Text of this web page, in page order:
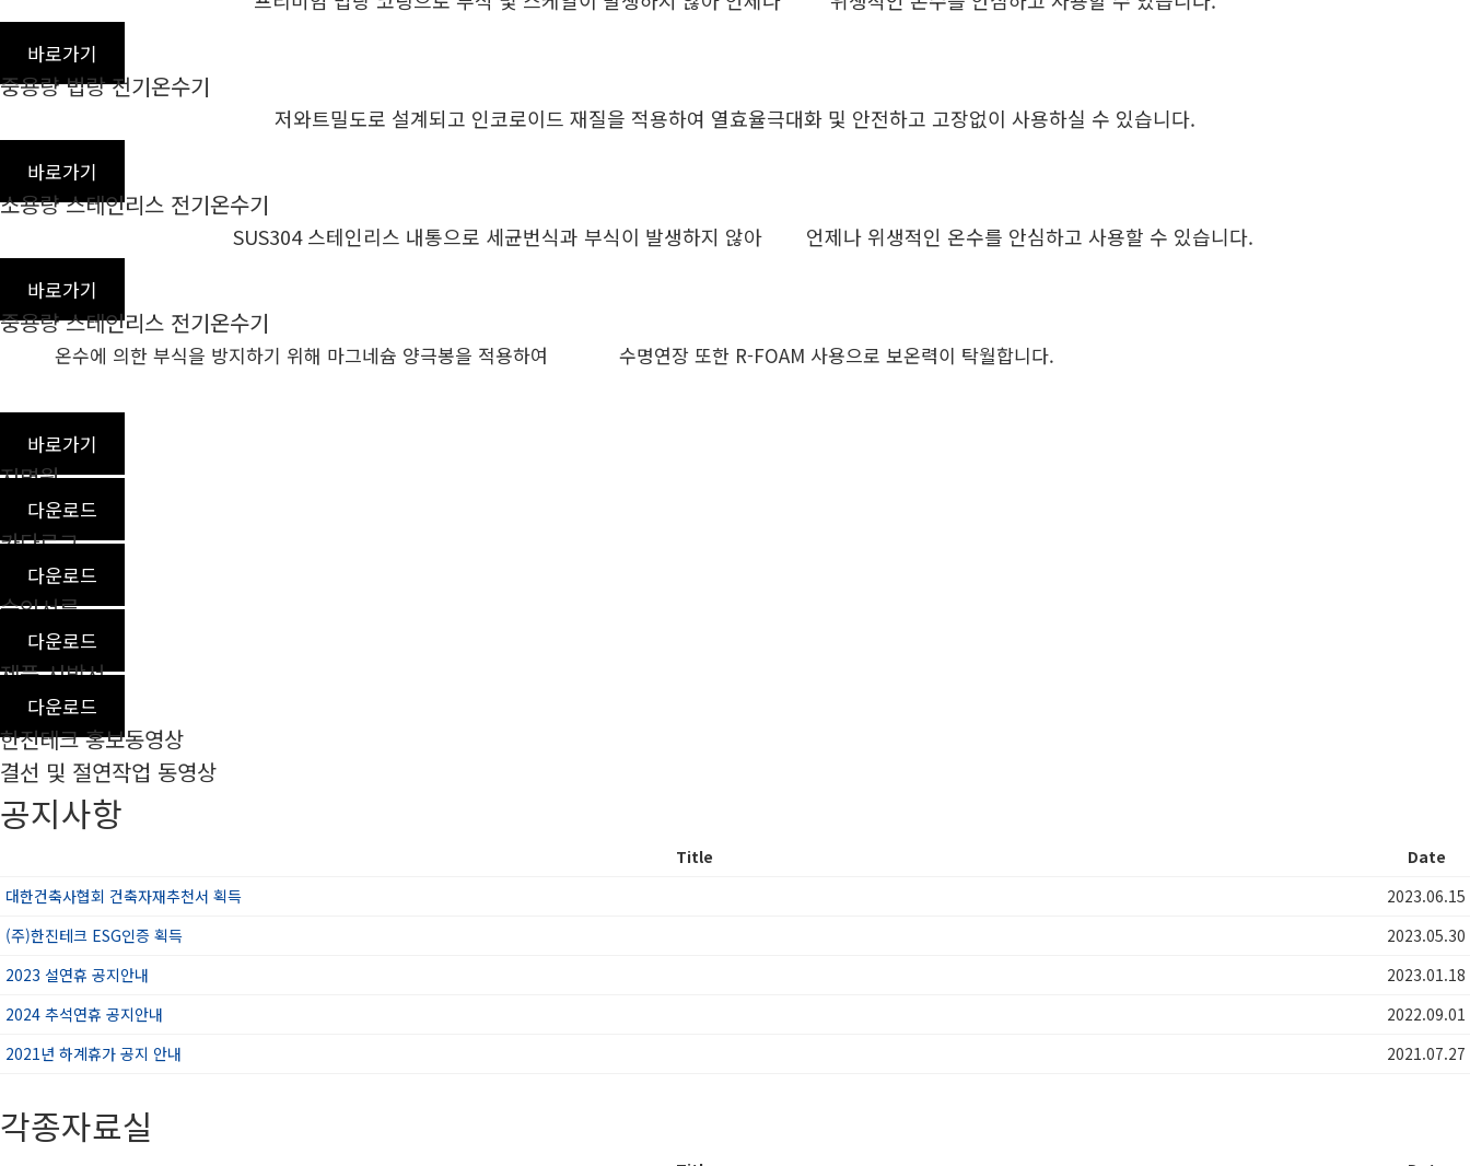
바로가기
중용량 법랑 전기온수기
저와트밀도로 설계되고 인코로이드 재질을 적용하여 열효율극대화 및 안전하고 고장없이 사용하실 수 있습니다.
바로가기
소용량 스테인리스 전기온수기
SUS304 스테인리스 내통으로 세균번식과 부식이 발생하지 않아 언제나 위생적인 온수를 안심하고 사용할 수 있습니다.
바로가기
중용량 스테인리스 전기온수기
온수에 의한 부식을 방지하기 위해 마그네슘 양극봉을 적용하여 수명연장 또한 R-FOAM 사용으로 보온력이 탁월합니다.
바로가기
지명원
다운로드
카다로그
다운로드
승인서류
다운로드
제품 시방서
다운로드
한진테크 홍보동영상
결선 및 절연작업 동영상
공지사항
Title
Date
대한건축사협회 건축자재추천서 획득
2023.06.15
(주)한진테크 ESG인증 획득
2023.05.30
2023 설연휴 공지안내
2023.01.18
2024 추석연휴 공지안내
2022.09.01
2021년 하계휴가 공지 안내
2021.07.27
각종자료실